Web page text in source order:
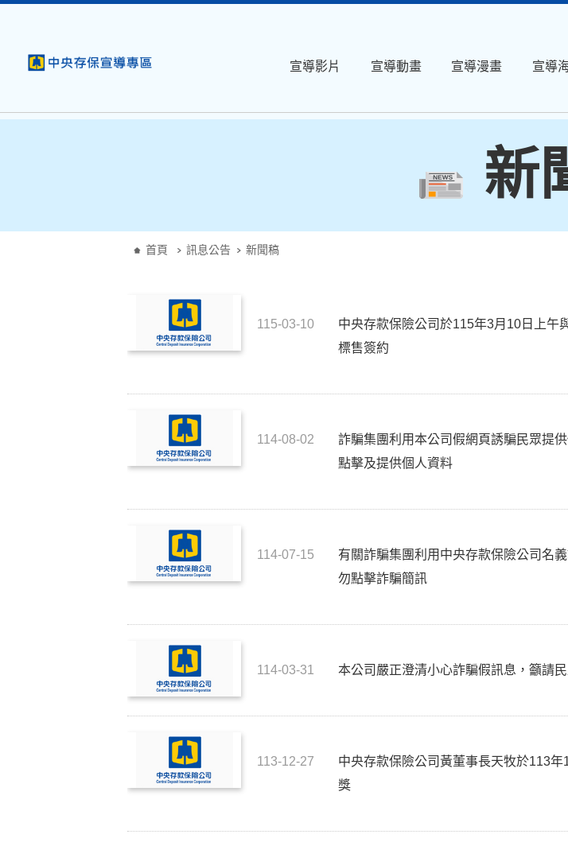
宣導影片 宣導動畫 宣導漫畫 宣導
新
首頁 訊息公告 新聞稿
115-03-10
中央存款保險公司於115年3月10日上午
標售簽約
114-08-02
詐騙集團利用本公司假網頁誘騙民眾提
點擊及提供個人資料
114-07-15
有關詐騙集團利用中央存款保險公司名
勿點擊詐騙簡訊
114-03-31 本公司嚴正澄清小心詐騙假訊息，籲請
113-12-27
中央存款保險公司黃董事長天牧於113
獎